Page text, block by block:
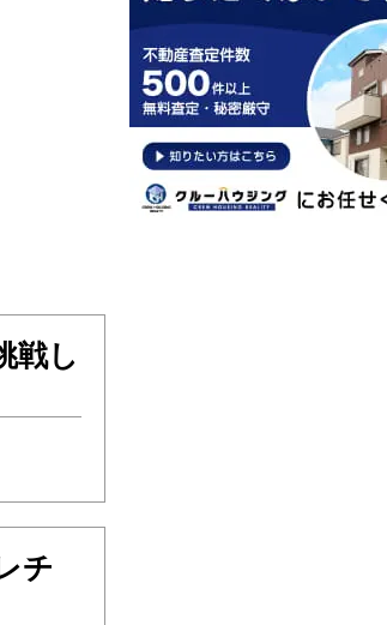
戦し
チ